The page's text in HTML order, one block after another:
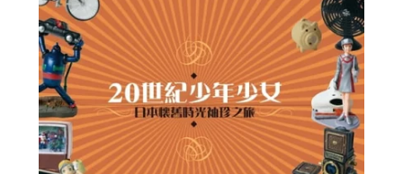
居家生活 3C家電 運動休閒 親子玩具
女裝 男裝 化妝保養 情趣用品
日本購物 電子/紙本書